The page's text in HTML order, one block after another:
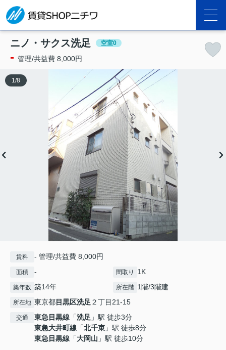
ニノ・サクス洗足 空室0
- 管理/共益費 8,000円
1 /8
賃料 - 管理/共益費 8,000円
面積 - 間取り 1K
築年数 築14年 所在階 1階/3階建
所在地 東京都目黒区洗足 ２丁目21-15
交通 東急目黒線 「洗足 」駅 徒歩3分
東急大井町線 「北千束 」駅 徒歩8分
東急目黒線 「大岡山 」駅 徒歩10分